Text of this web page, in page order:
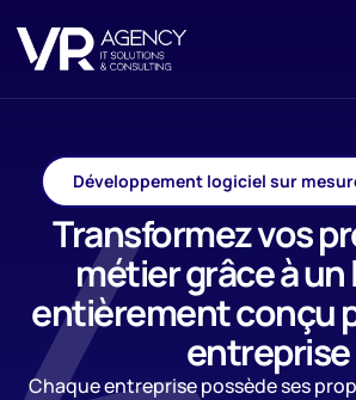
Développement logiciel sur
Transformez vos
métier grâce à
entièrement conçu
entreprise
Chaque entreprise possède ses